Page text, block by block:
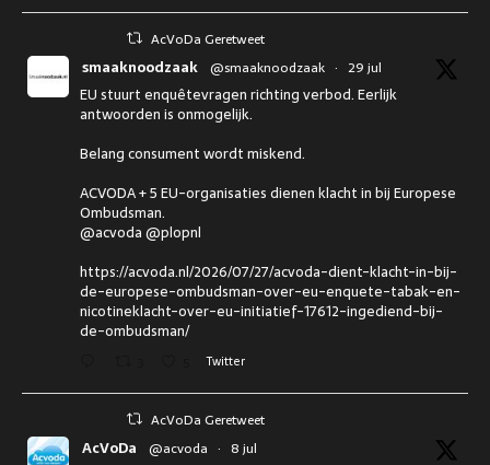
AcVoDa Geretweet
smaaknoodzaak @smaaknoodzaak · 29 jul
EU stuurt enquêtevragen richting verbod. Eerlijk
antwoorden is onmogelijk.
Belang consument wordt miskend.
ACVODA + 5 EU-organisaties dienen klacht in bij Europese
Ombudsman.
@acvoda @plopnl
https://acvoda.nl/2026/07/27/acvoda-dient-klacht-in-bij-
de-europese-ombudsman-over-eu-enquete-tabak-en-
nicotineklacht-over-eu-initiatief-17612-ingediend-bij-
de-ombudsman/
Twitter
AcVoDa Geretweet
AcVoDa @acvoda · 8 jul